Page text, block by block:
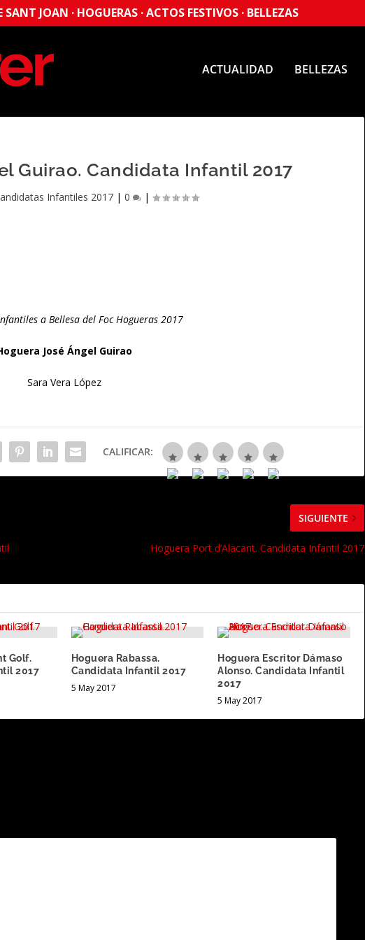
JOAN · HOGUERAS · ACTOS FESTIVOS · BELLEZAS
ACTUALIDAD BELLEZAS
Guirao. Candidata Infantil 2017
Infantiles 2017 |0 |
a Bellesa del Foc Hogueras 2017
José Ángel Guirao
Sara Vera López
CALIFICAR:
SIGUIENTE
Hoguera Port d’Alacant. Candidata Infantil 2017
Golf.
2017
Hoguera Rabassa.
Candidata Infantil 2017
5 May 2017
Hoguera Escritor Dámaso
Alonso. Candidata Infantil
2017
5 May 2017